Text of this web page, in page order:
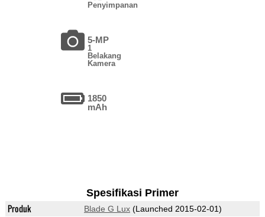
Penyimpanan
5-MP
1
Belakang
Kamera
1850
mAh
Spesifikasi Primer
Produk Blade G Lux(Launched 2015-02-01)